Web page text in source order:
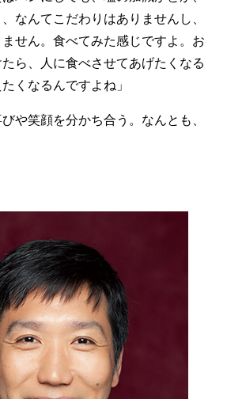
なんてこだわりはありませんし、
せん。食べてみた感じですよ。お
ら、人に食べさせてあげたくなる
くなるんですよね」
や笑顔を分かち合う。なんとも、